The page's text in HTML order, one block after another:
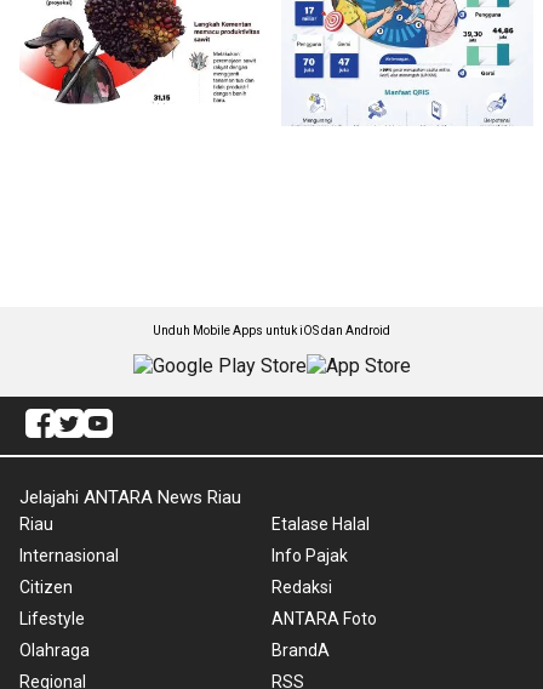
Unduh Mobile Apps untuk iOS dan Android
Jelajahi ANTARA News Riau
Riau
Internasional
Citizen
Lifestyle
Olahraga
Regional
Etalase Halal
Info Pajak
Redaksi
ANTARA Foto
BrandA
RSS